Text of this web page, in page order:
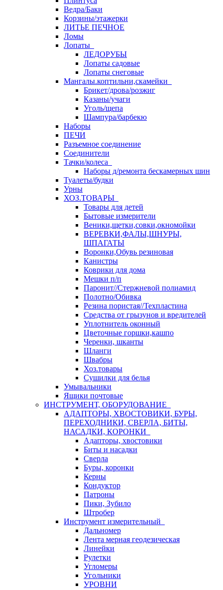
Ведра/Баки
Корзины/этажерки
ЛИТЬЕ ПЕЧНОЕ
Ломы
Лопаты
ЛЕДОРУБЫ
Лопаты садовые
Лопаты снеговые
Мангалы.коптильни,скамейки
Брикет/дрова/розжиг
Казаны/учаги
Уголь/щепа
Шампура/барбекю
Наборы
ПЕЧИ
Разъемное соединение
Соединители
Тачки/колеса
Наборы д/ремонта бескамерных шин
Туалеты/будки
Урны
ХОЗ.ТОВАРЫ
Товары для детей
Бытовые измерители
Веники,щетки,совки,окномойки
ВЕРЕВКИ,ФАЛЫ,ШНУРЫ,
ШПАГАТЫ
Воронки,Обувь резиновая
Канистры
Коврики для дома
Мешки п/п
Паронит//Стержневой полиамид
Полотно/Обивка
Резина пористая//Техпластина
Средства от грызунов и вредителей
Уплотнитель оконный
Цветочные горшки,кашпо
Черенки, шканты
Шланги
Швабры
Хоз.товары
Сушилки для белья
Умывальники
Ящики почтовые
ИНСТРУМЕНТ, ОБОРУДОВАНИЕ
АДАПТОРЫ, ХВОСТОВИКИ, БУРЫ,
ПЕРЕХОДНИКИ, СВЕРЛА, БИТЫ,
НАСАДКИ, КОРОНКИ
Адапторы, хвостовики
Биты и насадки
Сверла
Буры, коронки
Керны
Кондуктор
Патроны
Пики, Зубило
Штробер
Инструмент измерительный
Дальномер
Лента мерная геодезическая
Линейки
Рулетки
Угломеры
Угольники
УРОВНИ